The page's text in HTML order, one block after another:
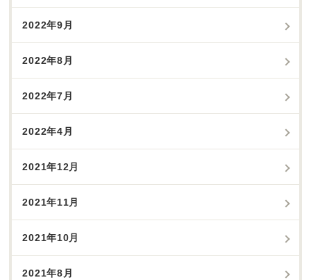
2022年9月
2022年8月
2022年7月
2022年4月
2021年12月
2021年11月
2021年10月
2021年8月